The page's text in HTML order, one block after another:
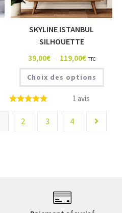
1 avis
SKYLINE ISTANBUL
SILHOUETTE
39,00€ – 119,00€ TTC
Choix des options
2 3 4